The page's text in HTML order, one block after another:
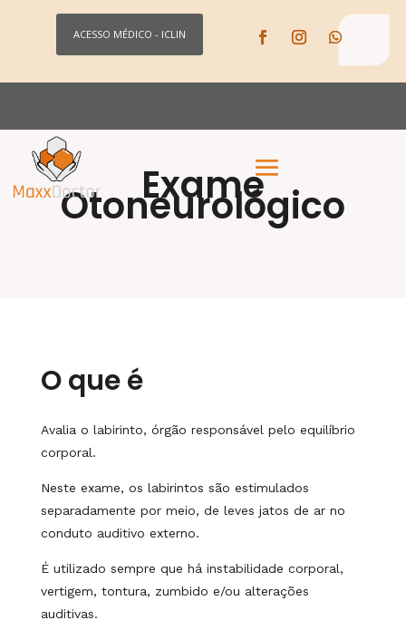
ACESSO MÉDICO - ICLIN
Exame
Otoneurológico
O que é
Avalia o labirinto, órgão responsável pelo equilíbrio
corporal.
Neste exame, os labirintos são estimulados
separadamente por meio, de leves jatos de ar no
conduto auditivo externo.
É utilizado sempre que há instabilidade corporal,
vertigem, tontura, zumbido e/ou alterações
auditivas.